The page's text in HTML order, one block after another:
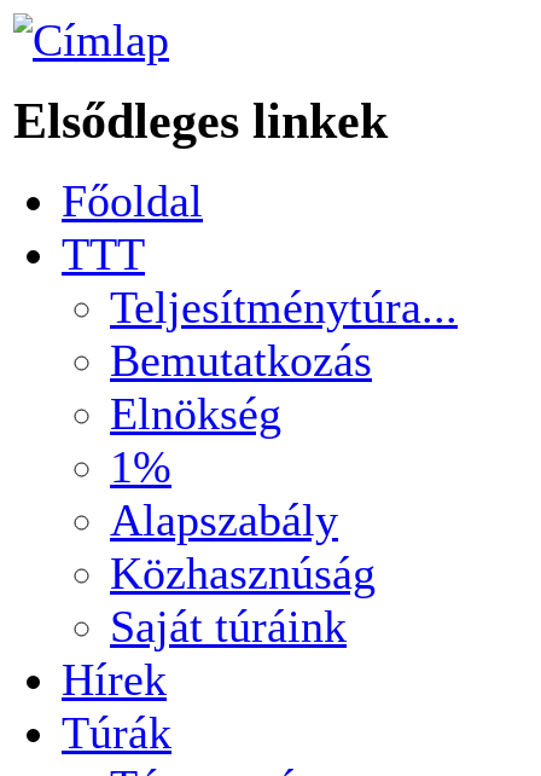
Elsődleges linkek
Főoldal
TTT
Teljesítménytúra...
Bemutatkozás
Elnökség
1%
Alapszabály
Közhasznúság
Saját túráink
Hírek
Túrák